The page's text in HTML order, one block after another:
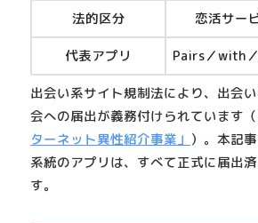
法的区分
恋活サー
代表アプリ
Pairs／with
出会い系サイト規制法により、出会
会への届出が義務付けられています（
ターネット異性紹介事業」 ）。本記
系統のアプリは、すべて正式に届出
す。